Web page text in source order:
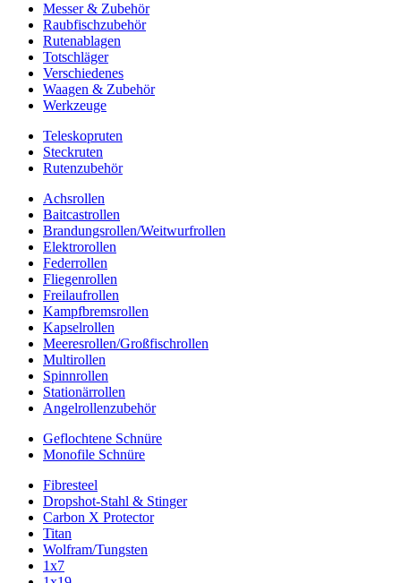
Messer & Zubehör
Raubfischzubehör
Rutenablagen
Totschläger
Verschiedenes
Waagen & Zubehör
Werkzeuge
Teleskopruten
Steckruten
Rutenzubehör
Achsrollen
Baitcastrollen
Brandungsrollen/Weitwurfrollen
Elektrorollen
Federrollen
Fliegenrollen
Freilaufrollen
Kampfbremsrollen
Kapselrollen
Meeresrollen/Großfischrollen
Multirollen
Spinnrollen
Stationärrollen
Angelrollenzubehör
Geflochtene Schnüre
Monofile Schnüre
Fibresteel
Dropshot-Stahl & Stinger
Carbon X Protector
Titan
Wolfram/Tungsten
1x7